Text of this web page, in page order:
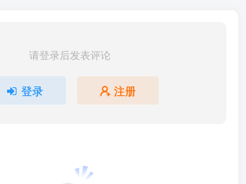
请登录后发表评论
登录 注册